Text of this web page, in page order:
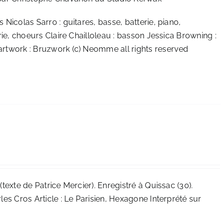
Sarro : guitares, basse, batterie, piano,
choeurs Claire Chailloleau : basson Jessica Browning :
: Bruzwork (c) Neomme all rights reserved
de Patrice Mercier). Enregistré à Quissac (30).
Cros Article : Le Parisien, Hexagone Interprété sur